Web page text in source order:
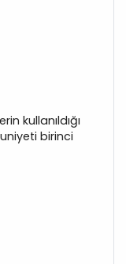
kullanıldığı
birinci